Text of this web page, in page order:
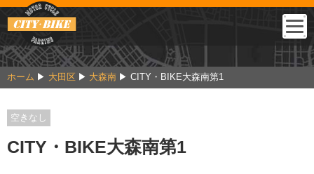
ホーム 大田区 大森南 CITY・BIKE大森南第1
空きなし
CITY・BIKE大森南第1